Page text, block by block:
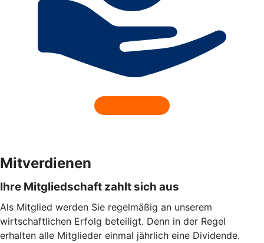
Mitverdienen
Ihre Mitgliedschaft zahlt sich aus
Als Mitglied werden Sie regelmäßig an unserem
wirtschaftlichen Erfolg beteiligt. Denn in der Regel
erhalten alle Mitglieder einmal jährlich eine Dividende.